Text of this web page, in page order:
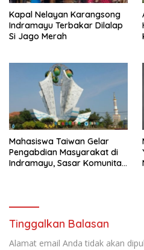
Kapal Nelayan Karangsong
Indramayu Terbakar Dilalap
Si Jago Merah
Mahasiswa Taiwan Gelar
Pengabdian Masyarakat di
Indramayu, Sasar Komunitas
Tinggalkan Balasan
Alamat email Anda tidak akan